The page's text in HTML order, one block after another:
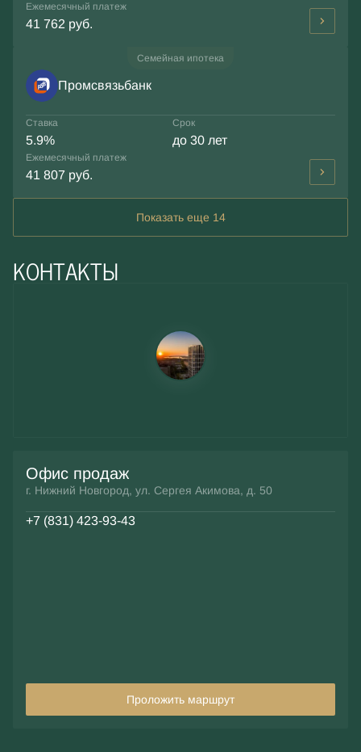
Ежемесячный платеж
41 762 руб.
Семейная ипотека
Промсвязьбанк
Ставка
5.9%
Срок
до 30 лет
Ежемесячный платеж
41 807 руб.
Показать еще 14
КОНТАКТЫ
Офис продаж
г. Нижний Новгород, ул. Сергея Акимова, д. 50
+7 (831) 423-93-43
Проложить маршрут